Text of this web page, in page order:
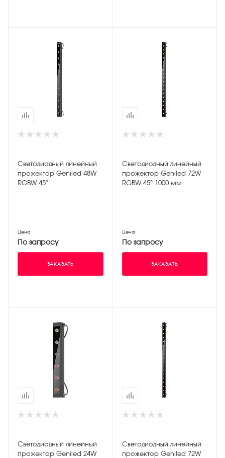
Светодиодный линейный
прожектор Geniled 48W
RGBW 45°
Цена
По запросу
ЗАКАЗАТЬ
Светодиодный линейный
прожектор Geniled 72W
RGBW 45° 1000 мм
Цена
По запросу
ЗАКАЗАТЬ
Светодиодный линейный
прожектор Geniled 24W
Светодиодный линейный
прожектор Geniled 72W